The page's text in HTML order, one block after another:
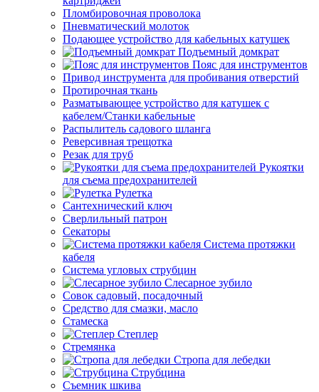
Пломбировочная проволока
Пневматический молоток
Подающее устройство для кабельных катушек
Подъемный домкрат
Пояс для инструментов
Привод инструмента для пробивания отверстий
Протирочная ткань
Разматывающее устройство для катушек с
кабелем/Станки кабельные
Распылитель садового шланга
Реверсивная трещотка
Резак для труб
Рукоятки
для съема предохранителей
Рулетка
Сантехнический ключ
Сверлильный патрон
Секаторы
Система протяжки
кабеля
Система угловых струбцин
Слесарное зубило
Совок садовый, посадочный
Средство для смазки, масло
Стамеска
Степлер
Стремянка
Стропа для лебедки
Струбцина
Съемник шкива